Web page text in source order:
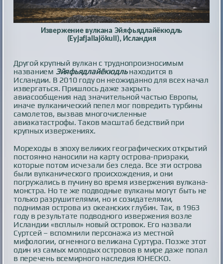
Извержение вулкана Эйяфьядлайёкюдль
(Eyjafjallajökull), Исландия
Другой крупный вулкан с труднопроизносимым
названием Эйяфьядлайёкюдльнаходится в
Исландии. В 2010 году он неожиданно для всех начал
извергаться. Пришлось даже закрыть
авиасообщения над значительной частью Европы,
иначе вулканический пепел мог повредить турбины
самолетов, вызвав многочисленные
авиакатастрофы. Таков масштаб бедствий при
крупных извержениях.
Мореходы в эпоху великих географических открытий
постоянно наносили на карту острова-призраки,
которые потом исчезали без следа. Все эти острова
были вулканического происхождения, и они
погружались в пучину во время извержения вулкана-
монстра. Но те же подводные вулканы могут быть не
только разрушителями, но и созидателями,
поднимая острова из океанских глубин. Так, в 1963
году в результате подводного извержения возле
Исландии «всплыл» новый островок. Его назвали
Суртсей – вспомнили персонажа из местной
мифологии, огненного великана Суртура. Позже этот
один из самых молодых островов в мире даже попал
в перечень всемирного наследия ЮНЕСКО.